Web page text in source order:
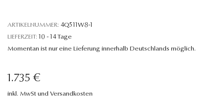
ARTIKELNUMMER: 4Q511W8-1
LIEFERZEIT: 10 - 14 Tage
Momentan ist nur eine Lieferung innerhalb Deutschlands möglich.
1.735 €
inkl. MwSt und Versandkosten